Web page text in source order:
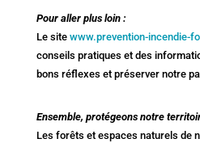
Pour aller plus loin :
Le site www.prevention-incendie-
conseils pratiques et des
bons réflexes et préserver notre
Ensemble, protégeons notre
Les forêts et espaces naturels de